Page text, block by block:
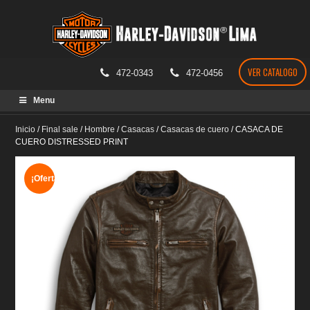
472-0343 472-0456 VER CATALOGO
Menu
Inicio / Final sale / Hombre /Casacas /Casacas de cuero /CASACA DE
CUERO DISTRESSED PRINT
¡Oferta!